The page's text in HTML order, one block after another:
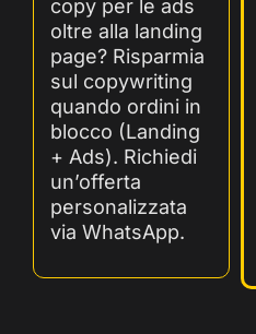
copy per le ads
oltre alla landing
page? Risparmia
sul copywriting
quando ordini in
blocco (Landing
+ Ads). Richiedi
un’offerta
personalizzata
via WhatsApp.